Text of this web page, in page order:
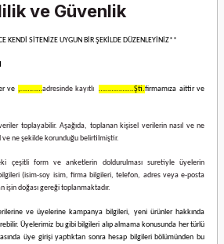
ve Güvenlik
KENDİ SİTENİZE UYGUN BİR ŞEKİLDE DÜZENLEYİNİZ**
ve ,…………adresinde kayıtlı ……………….Şti.firmamıza aittir ve
toplayabilir. Aşağıda, toplanan kişisel verilerin nasıl ve ne
ve ne şekilde korunduğu belirtilmiştir.
çeşitli form ve anketlerin doldurulması suretiyle üyelerin
(isim-soy isim, firma bilgileri, telefon, adres veya e-posta
işin doğası gereği toplanmaktadır.
ve üyelerine kampanya bilgileri, yeni ürünler hakkında
Üyelerimiz bu gibi bilgileri alıp almama konusunda her türlü
üye girişi yaptıktan sonra hesap bilgileri bölümünden bu